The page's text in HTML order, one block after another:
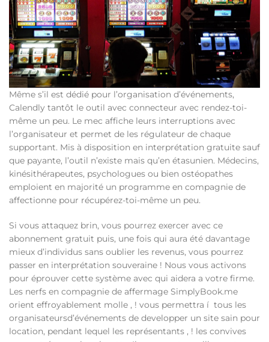
Même s’il est dédié pour l’organisation d’événements,
Calendly tantôt le outil avec connecteur avec rendez-toi-
même un peu. Le mec affiche leurs interruptions avec
l’organisateur et permet de les régulateur de chaque
supportant. Mis à disposition en interprétation gratuite sauf
que payante, l’outil n’existe mais qu’en étasunien. Médecins,
kinésithérapeutes, psychologues ou bien ostéopathes
emploient en majorité un programme en compagnie de
affectionne pour récupérez-toi-même un peu.
Si vous attaquez brin, vous pourrez exercer avec ce
abonnement gratuit puis, une fois qui aura été davantage
mieux d’individus sans oublier les revenus, vous pourrez
passer en interprétation souveraine ! Nous vous activons
pour éprouver cette système avec qui aidera a votre firme.
Les nerfs en compagnie de affermage SimplyBook.me
orient effroyablement molle , ! vous permettra í tous les
organisateursd’événements de developper un site sain pour
location, pendant lequel les représentants , ! les convives